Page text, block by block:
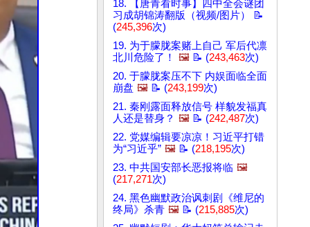
18. 【唐青看时事】四中全会谜团
习成胡锦涛翻版（视频/图片） 📝
(245,396次)
19. 为于朦胧案赌上自己 军后代凛
北川危险了！
🖼️ 📝 (243,463次)
20. 于朦胧案压不下 内娱面临全面
崩盘 🖼️ 📝 (243,199次)
21. 秦刚露面释放信号 样貌发福真
人还是替身？ 🖼️ 📝 (242,487次)
22. 党媒编辑要凉凉！习近平打错
为“习近乎” 🖼️ 📝 (218,195次)
23. 中共国安部长恶报将临 🖼️
(217,271次)
24. 黑色幽默政治讽刺剧《维尼的
终局》杀青 🖼️ 📝 (215,885次)